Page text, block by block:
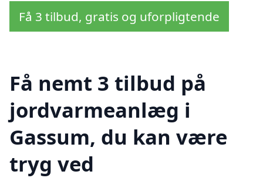
Få 3 tilbud, gratis og uforpligtende
Få nemt 3 tilbud på
jordvarmeanlæg i
Gassum, du kan være
tryg ved